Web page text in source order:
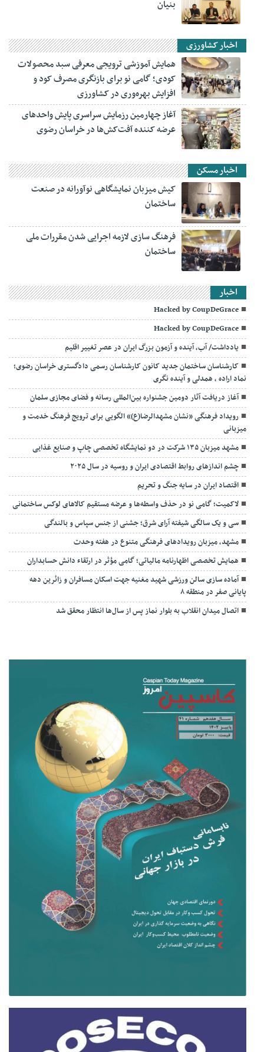
بنیان
اخبار کشاورزی
همایش آموزشی ترویجی معرفی سبد محصولات
کودی؛ گامی نو برای بازنگری مصرف کود و
افزایش بهره‌وری در کشاورزی
آغاز چهارمین رزمایش سراسری پایش واحدهای
عرضه کننده آفت‌کش‌ها در خراسان رضوی
اخبار مسکن
کیش میزبان نمایشگاهی نوآورانه در صنعت
ساختمان
فرهنگ سازی لازمه اجرایی شدن مقررات ملی
ساختمان
اخبار
Hacked by CoupDeGrace
Hacked by CoupDeGrace
یادداشت/ آب، آینده و آزمون بزرگ ایران در عصر تغییر اقلیم
کارشناسان ساختمان جدید کانون کارشناسان رسمی دادگستری خراسان رضوی؛
نماد اراده ، همدلی و آینده نگری
آغاز دریافت آثار دومین جشنواره بین‌المللی رسانه و فضای مجازی سلمان
رویداد فرهنگی «نشان مشهدالرضا(ع)» الگویی برای ترویج فرهنگ خدمت و
میزبانی
مشهد میزبان ۱۳۵ شرکت در دو نمایشگاه تخصصی چاپ و صنایع غذایی
چشم اندازهای روابط اقتصادی ایران و روسیه در سال ۲۰۲۵
اقتصاد ایران در سایه جنگ و تحریم
لاکمیت؛ گامی نو در حذف واسطه‌ها و عرضه مستقیم کالاهای لوکس ساختمانی
سی و یک سالگی شیفته آرای شرق؛ جشنی از جنس سپاس و بالندگی
مشهد، میزبان رویدادهای فرهنگی متنوع در هفته وحدت
همایش تخصصی اظهارنامه مالیاتی؛ گامی مؤثر در ارتقاء دانش حسابداران
آماده سازی سالن ورزشی شهید مغنیه جهت اسکان مسافران و زائرین دهه
پایانی صفر در منطقه ۸
اتصال میدان انقلاب به بلوار نماز پس از سال‌ها انتظار محقق شد